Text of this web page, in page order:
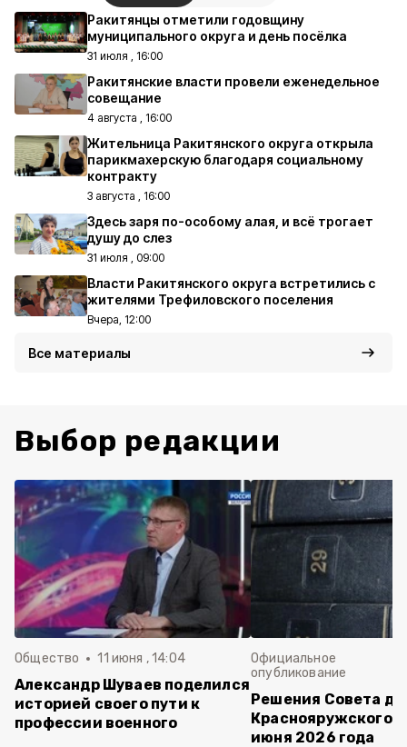
Ракитянцы отметили годовщину
муниципального округа и день посёлка
31 июля , 16:00
Ракитянские власти провели еженедельное
совещание
4 августа , 16:00
Жительница Ракитянского округа открыла
парикмахерскую благодаря социальному
контракту
3 августа , 16:00
Здесь заря по-особому алая, и всё трогает
душу до слез
31 июля , 09:00
Власти Ракитянского округа встретились с
жителями Трефиловского поселения
Вчера, 12:00
Все материалы
Выбор редакции
Общество 11 июня , 14:04
Александр Шуваев поделился
историей своего пути к
профессии военного
Официальное
опубликование
Решения Совета
Краснояружского
июня 2026 года